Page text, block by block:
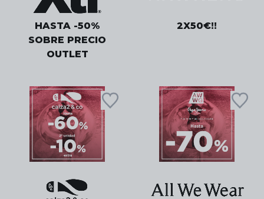
HASTA -50%
SOBRE PRECIO
OUTLET
2X50€!!